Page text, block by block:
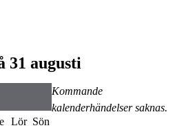
31 augusti
Kommande
kalenderhändelser saknas.
Lör Sön